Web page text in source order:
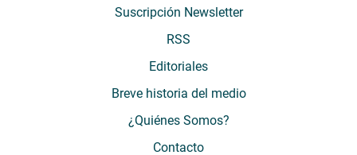
Suscripción Newsletter
RSS
Editoriales
Breve historia del medio
¿Quiénes Somos?
Contacto